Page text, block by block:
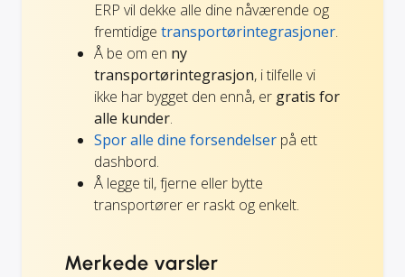
ERP vil dekke alle dine nåværende og
fremtidige transportørintegrasjoner.
Å be om en ny
transportørintegrasjon, i tilfelle vi
ikke har bygget den ennå, er gratis for
alle kunder.
Spor alle dine forsendelser på ett
dashbord.
Å legge til, fjerne eller bytte
transportører er raskt og enkelt.
Merkede varsler